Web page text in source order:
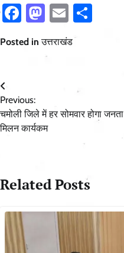
Facebook
Mastodon
Email
Posted inउत्तराखंड
Post
navigation
Previous:
चमोली जिले में हर सोमवार होगा जनता
मिलन कार्यकम
Related Posts